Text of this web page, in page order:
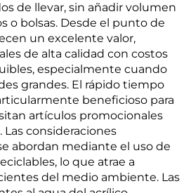
de llevar, sin añadir volumen
o bolsas. Desde el punto de
un excelente valor,
de alta calidad con costos
especialmente cuando
grandes. El rápido tiempo
beneficioso para
artículos promocionales
consideraciones
abordan mediante el uso de
lo que atrae a
del medio ambiente. Las